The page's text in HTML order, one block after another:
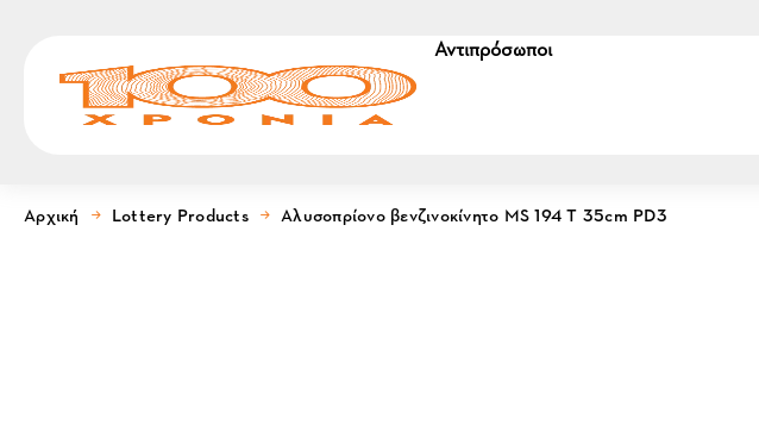
Αντιπρόσωποι
Αρχική Lottery Products Αλυσοπρίονο βενζινοκίνητο MS 194 T 35cm PD3